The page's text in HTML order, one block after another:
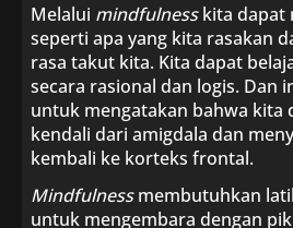
Melalui mindfulnesskita dapat
seperti apa yang kita rasakan
rasa takut kita. Kita dapat
secara rasional dan logis. Dan
untuk mengatakan bahwa kita
kendali dari amigdala dan
kembali ke korteks frontal.
Mindfulnessmembutuhkan
untuk mengembara dengan